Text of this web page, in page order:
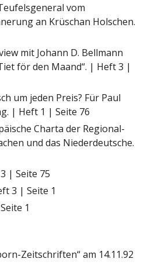
vom
an Krüschan Holschen.
mit Johann D. Bellmann
för den Maand“. | Heft 3 |
um jeden Preis? Für Paul
| Heft 1 | Seite 76
Charta der Regional-
und das Niederdeutsche.
| Seite 75
3 | Seite 1
1
Zeitschriften“ am 14.11.92